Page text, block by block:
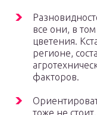
все они, в
цветения.
регионе,
факторов.
тоже не